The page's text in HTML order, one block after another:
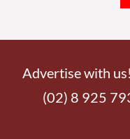
Advertise with
(02) 8 925